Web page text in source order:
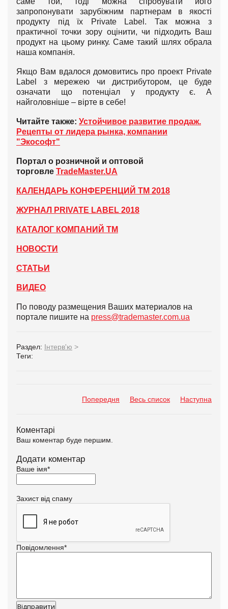
запропонувати зарубіжним партнерам в якості
продукту під їх Private Label. Так можна з
практичної точки зору оцінити, чи підходить Ваш
продукт на цьому ринку. Саме такий шлях обрала
наша компанія.
Якщо Вам вдалося домовитись про проект Private
Label з мережею чи дистрибутором, це буде
означати що потенціал у продукту є. А
найголовніше – вірте в себе!
Читайте также: Устойчивое развитие продаж.
Рецепты от лидера рынка, компании
"Экософт"
Портал о розничной и оптовой
торговле TradeMaster.UA
КАЛЕНДАРЬ КОНФЕРЕНЦИЙ ТМ 2018
ЖУРНАЛ PRIVATE LABEL 2018
КАТАЛОГ КОМПАНИЙ ТМ
НОВОСТИ
СТАТЬИ
ВИДЕО
По поводу размещения Ваших материалов на
портале пишите на press@trademaster.com.ua
Раздел: Інтерв'ю >
Теги:
Попередня Весь список Наступна
Коментарі
Ваш коментар буде першим.
Додати коментар
Ваше імя*
Захист від спаму
Повідомлення*